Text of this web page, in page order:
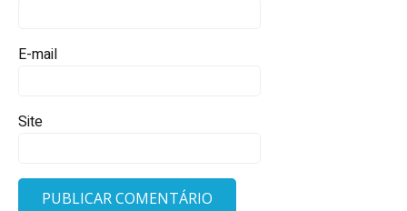
E-mail
Site